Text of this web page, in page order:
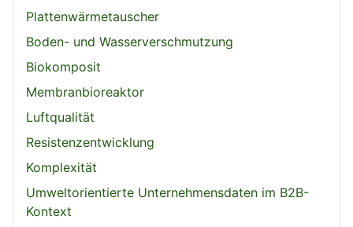
Plattenwärmetauscher
Boden- und Wasserverschmutzung
Biokomposit
Membranbioreaktor
Luftqualität
Resistenzentwicklung
Komplexität
Umweltorientierte Unternehmensdaten im B2B-
Kontext